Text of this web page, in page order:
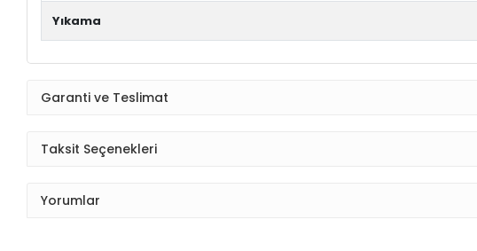
Yıkama
Garanti ve Teslimat
Taksit Seçenekleri
Yorumlar